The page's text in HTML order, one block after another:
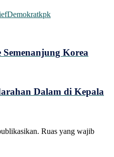
Demokratkpk
Korea
Dalam di Kepala
Ruas yang wajib